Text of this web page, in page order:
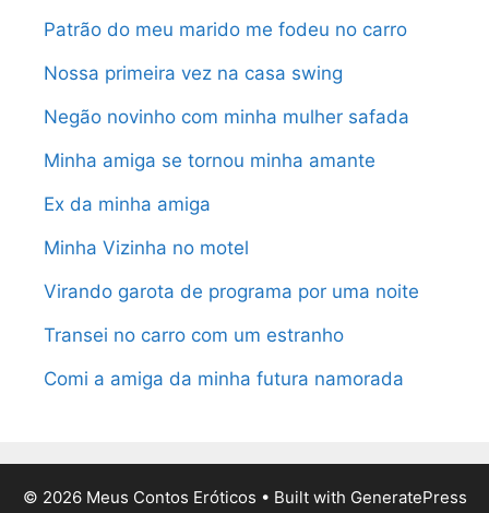
Patrão do meu marido me fodeu no carro
Nossa primeira vez na casa swing
Negão novinho com minha mulher safada
Minha amiga se tornou minha amante
Ex da minha amiga
Minha Vizinha no motel
Virando garota de programa por uma noite
Transei no carro com um estranho
Comi a amiga da minha futura namorada
© 2026 Meus Contos Eróticos • Built with GeneratePress